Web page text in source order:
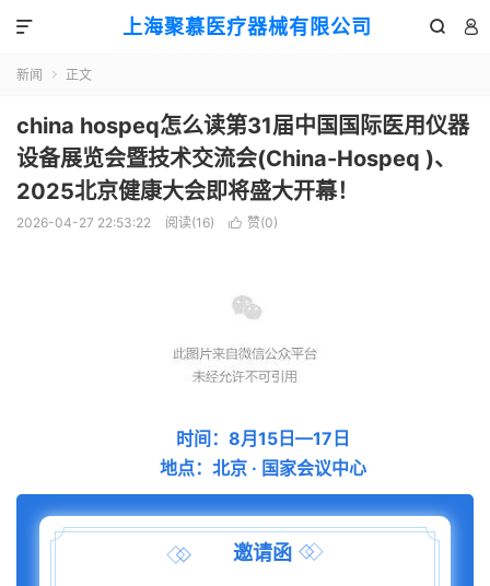
上海聚慕医疗器械有限公司  

新闻  正文
china hospeq怎么读第31届中国国际医用仪器
设备展览会暨技术交流会(China-Hospeq )、
2025北京健康大会即将盛大开幕！
2026-04-27 22:53:22 阅读(16)  赞(0)
时间：8月15日—17日
地点：北京 · 国家会议中心
邀请函